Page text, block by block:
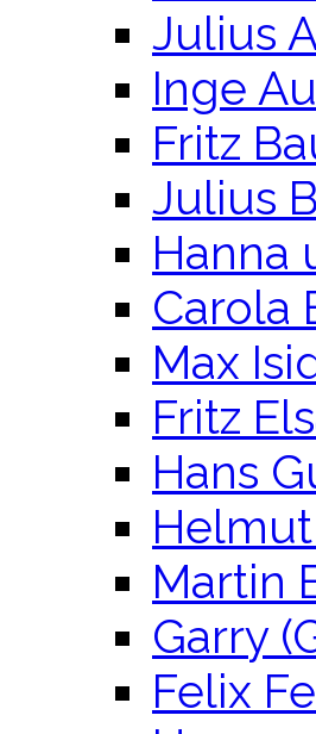
Julius
Inge
Fritz
Julius
Hanna
Carola
Max
Fritz
Hans
Martin
Garry
Felix